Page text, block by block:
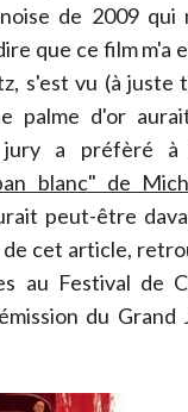
de 2009 qui
que ce film m'a
s'est vu (à
palme d'or
a préfèré à
blanc" de
peut-être
cet article,
au Festival de
du Grand